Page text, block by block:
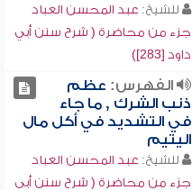
للشيخ: عبد المحسن العباد
جزء من محاضرة ( شرح سنن أبي
داود [283])
الفهرس: عظم
ذنب الشرك , ما جاء
في التشديد في أكل مال
اليتيم
للشيخ: عبد المحسن العباد
جزء من محاضرة ( شرح سنن أبي